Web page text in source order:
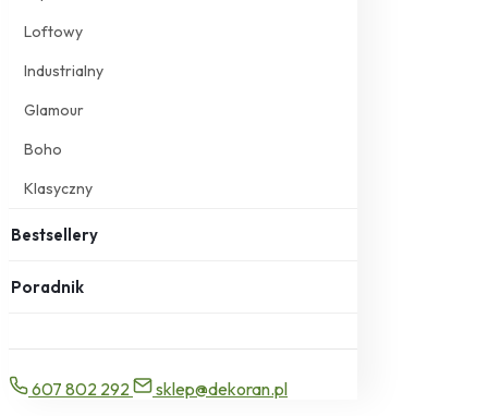
Loftowy
Industrialny
Glamour
Boho
Klasyczny
Bestsellery
Poradnik
607 802 292
sklep@dekoran.pl